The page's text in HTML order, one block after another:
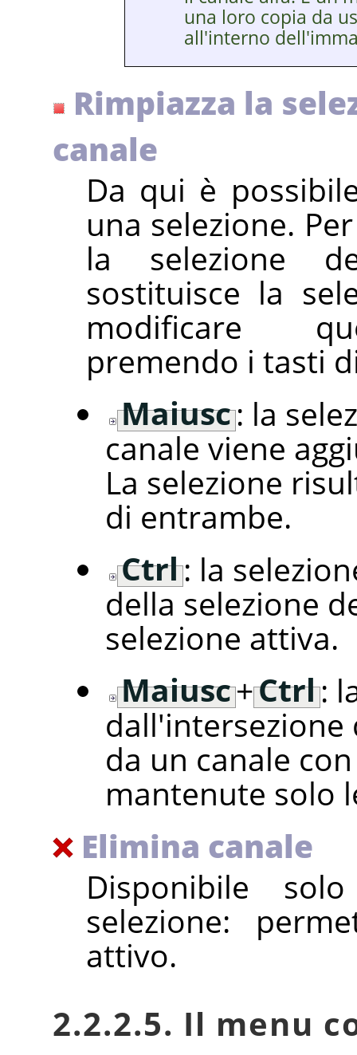
una loro copia da
all'interno
Rimpiazza la
canale
Da qui è
una selezione.
la selezione
sostituisce la
modificare
premendo i tasti
Maiusc: la
canale viene
La selezione
di entrambe.
Ctrl: la
della selezione
selezione attiva.
Maiusc+Ctrl:
dall'intersezione
da un canale
mantenute solo
Elimina canale
Disponibile
selezione:
attivo.
2.2.2.5. Il menu